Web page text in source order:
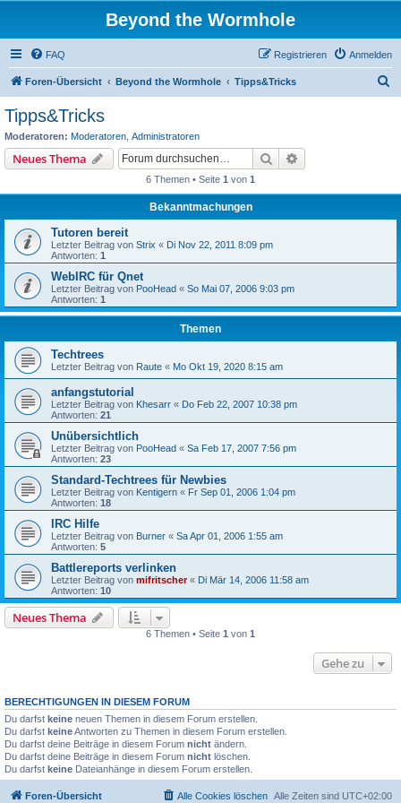
Beyond the Wormhole
FAQ Anmelden
Registrieren
Foren-Übersicht Beyond the Wormhole Tipps&Tricks
Tipps&Tricks
Moderatoren: Moderatoren Administratoren
Neues Thema Suche
6 Themen • Seite 1 von 1
Bekanntmachungen
Tutoren bereit
Letzter Beitrag von Strix « Di Nov 22, 2011 8:09 pm
Antworten: 1
WebIRC für Qnet
Letzter Beitrag von PooHead « So Mai 07, 2006 9:03 pm
Antworten: 1
Themen
Techtrees
Letzter Beitrag von Raute « Mo Okt 19, 2020 8:15 am
anfangstutorial
Letzter Beitrag von Khesarr « Do Feb 22, 2007 10:38 pm
Antworten: 21
Unübersichtlich
Letzter Beitrag von PooHead « Sa Feb 17, 2007 7:56 pm
Antworten: 23
Standard-Techtrees für Newbies
Letzter Beitrag von Kentigern « Fr Sep 01, 2006 1:04 pm
Antworten: 18
IRC Hilfe
Letzter Beitrag von Burner « Sa Apr 01, 2006 1:55 am
Antworten: 5
Battlereports verlinken
Letzter Beitrag von mifritscher« Di Mär 14, 2006 11:58 am
Antworten: 10
Neues Thema
6 Themen • Seite 1 von 1
Gehe zu
BERECHTIGUNGEN IN DIESEM FORUM
Du darfst keine neuen Themen in diesem Forum erstellen.
Du darfst keineAntworten zu Themen in diesem Forum erstellen.
Du darfst deine Beiträge in diesem Forum nicht ändern.
Du darfst deine Beiträge in diesem Forum nicht löschen.
Du darfst keine Dateianhänge in diesem Forum erstellen.
Foren-Übersicht Alle Zeiten sind UTC+02:00
Alle Cookies löschen